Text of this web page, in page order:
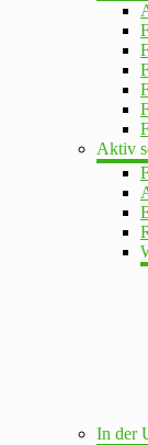
Aktiv
In der